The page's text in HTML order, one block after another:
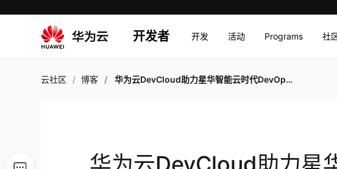
开发者 开发 活动 Programs 社
云社区 博客 华为云DevCloud助力星华智能云时代DevOps转型